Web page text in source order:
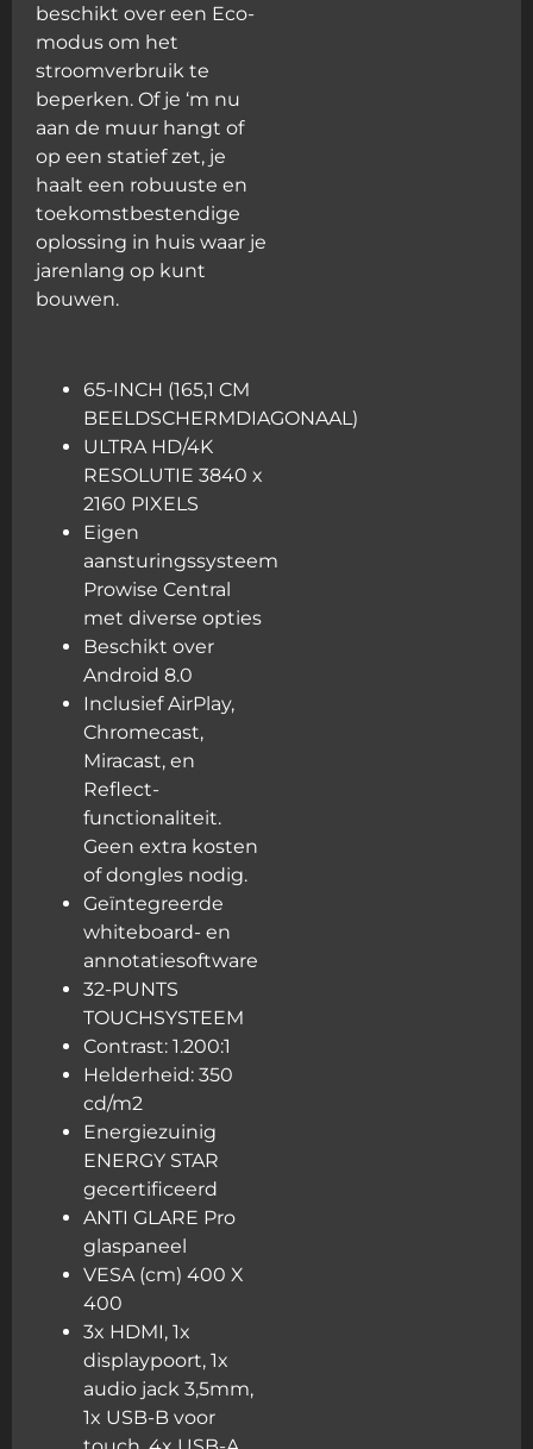
beschikt over een Eco-
modus om het
stroomverbruik te
beperken. Of je ‘m nu
aan de muur hangt of
op een statief zet, je
haalt een robuuste en
toekomstbestendige
oplossing in huis waar je
jarenlang op kunt
bouwen.
65-INCH (165,1 CM
BEELDSCHERMDIAGONAAL)
ULTRA HD/4K
RESOLUTIE 3840 x
2160 PIXELS
Eigen
aansturingssysteem
Prowise Central
met diverse opties
Beschikt over
Android 8.0
Inclusief AirPlay,
Chromecast,
Miracast, en
Reflect-
functionaliteit.
Geen extra kosten
of dongles nodig.
Geïntegreerde
whiteboard- en
annotatiesoftware
32-PUNTS
TOUCHSYSTEEM
Contrast: 1.200:1
Helderheid: 350
cd/m2
Energiezuinig
ENERGY STAR
gecertificeerd
ANTI GLARE Pro
glaspaneel
VESA (cm) 400 X
400
3x HDMI, 1x
displaypoort, 1x
audio jack 3,5mm,
1x USB-B voor